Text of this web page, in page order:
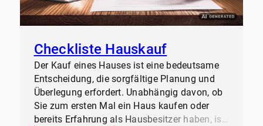
Checkliste Hauskauf
Der Kauf eines Hauses ist eine bedeutsame
Entscheidung, die sorgfältige Planung und
Überlegung erfordert. Unabhängig davon, ob
Sie zum ersten Mal ein Haus kaufen oder
bereits Erfahrung als Hausbesitzer haben, ist